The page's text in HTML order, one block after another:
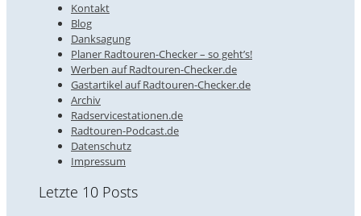
Kontakt
Blog
Danksagung
Planer Radtouren-Checker – so geht’s!
Werben auf Radtouren-Checker.de
Gastartikel auf Radtouren-Checker.de
Archiv
Radservicestationen.de
Radtouren-Podcast.de
Datenschutz
Impressum
Letzte 10 Posts